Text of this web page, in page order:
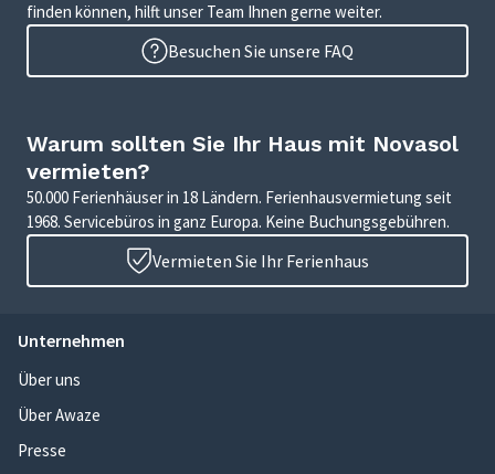
finden können, hilft unser Team Ihnen gerne weiter.
Besuchen Sie unsere FAQ
Warum sollten Sie Ihr Haus mit Novasol
vermieten?
50.000 Ferienhäuser in 18 Ländern. Ferienhausvermietung seit
1968. Servicebüros in ganz Europa. Keine Buchungsgebühren.
Vermieten Sie Ihr Ferienhaus
Unternehmen
Über uns
Über Awaze
Presse